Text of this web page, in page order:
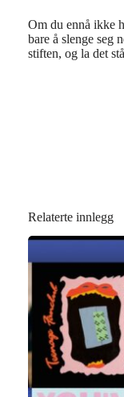
Om du ennå ikke
bare å slenge seg
stiften, og la det
Relaterte innlegg